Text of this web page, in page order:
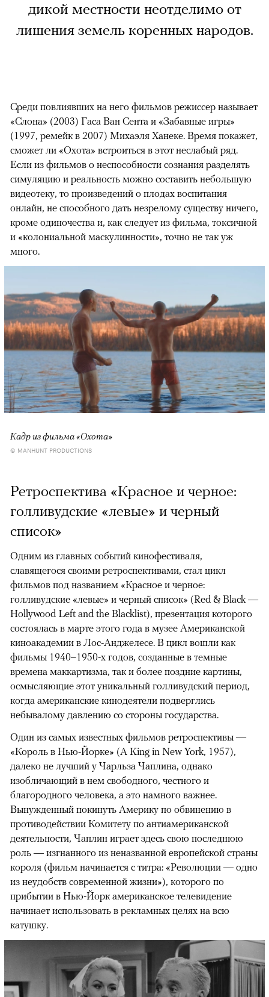
дикой местности неотделимо от
лишения земель коренных народов.
Среди повлиявших на него фильмов режиссер называет
«Слона» (2003) Гаса Ван Сента и «Забавные игры»
(1997, ремейк в 2007) Михаэля Ханеке. Время покажет,
сможет ли «Охота» встроиться в этот неслабый ряд.
Если из фильмов о неспособности сознания разделять
симуляцию и реальность можно составить небольшую
видеотеку, то произведений о плодах воспитания
онлайн, не способного дать незрелому существу ничего,
кроме одиночества и, как следует из фильма, токсичной
и «колониальной маскулинности», точно не так уж
много.
Кадр из фильма «Охота»
© MANHUNT PRODUCTIONS
Ретроспектива «Красное и черное:
голливудские «левые» и черный
список»
Одним из главных событий кинофестиваля,
славящегося своими ретроспективами, стал цикл
фильмов под названием «Красное и черное:
голливудские «левые» и черный список» (Red & Black —
Hollywood Left and the Blacklist), презентация которого
состоялась в марте этого года в музее Американской
киноакадемии в Лос-Анджелесе. В цикл вошли как
фильмы 1940–1950-х годов, созданные в темные
времена маккартизма, так и более поздние картины,
осмысляющие этот уникальный голливудский период,
когда американские кинодеятели подверглись
небывалому давлению со стороны государства.
Один из самых известных фильмов ретроспективы —
«Король в Нью-Йорке» (A King in New York, 1957),
далеко не лучший у Чарльза Чаплина, однако
изобличающий в нем свободного, честного и
благородного человека, а это намного важнее.
Вынужденный покинуть Америку по обвинению в
противодействии Комитету по антиамериканской
деятельности, Чаплин играет здесь свою последнюю
роль — изгнанного из неназванной европейской страны
короля (фильм начинается с титра: «Революции — одно
из неудобств современной жизни»), которого по
прибытии в Нью-Йорк американское телевидение
начинает использовать в рекламных целях на всю
катушку.